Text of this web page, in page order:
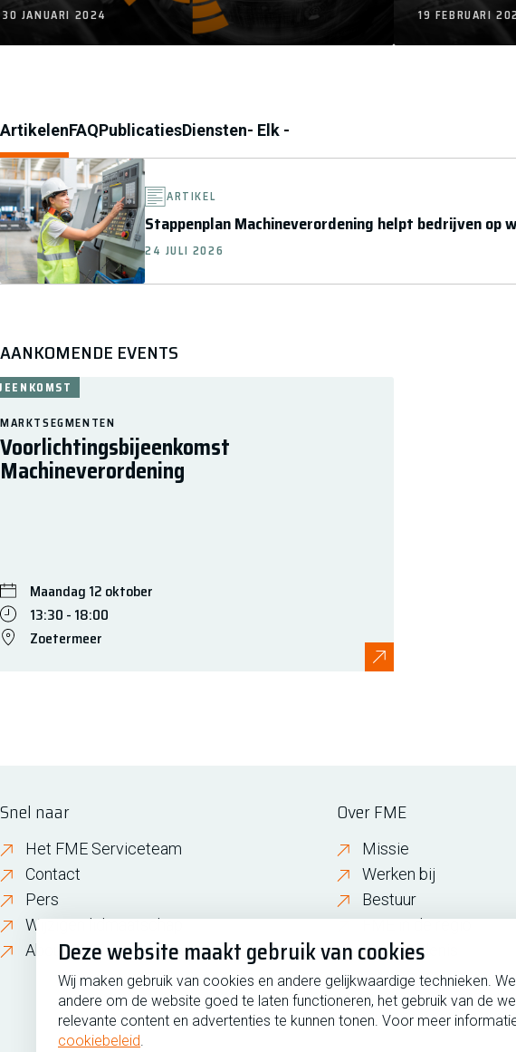
Deze website maakt gebruik van cookies
Wij maken gebruik van cookies en andere gelijkwaardige technieken.
andere om de website goed te laten functioneren, het gebruik van de
relevante content en advertenties te kunnen tonen. Voor meer
cookiebeleid.
30 JANUARI 2024 19 FEBRUARI
ARTIKELEN BINNEN DIT ONDERWERP
ArtikelenFAQPublicatiesDiensten- Elk -
ARTIKEL
Stappenplan Machineverordening helpt bedrijven op
24 JULI 2026
AANKOMENDE EVENTS
Voorlichtingsbijeenkomst
Machineverordening
Maandag 12 oktober
13:30 - 18:00
Zoetermeer
MARKTSEGMENTEN
Snel naar
Het FME Serviceteam
Contact
Pers
Wijzigen lidmaatschap
About FME
Over FME
Missie
Werken bij
Bestuur
FME in de regio
Geschiedenis